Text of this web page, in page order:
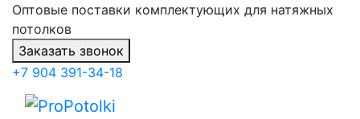
Оптовые поставки комплектующих для натяжных
потолков
Заказать звонок
+7 904 391-34-18